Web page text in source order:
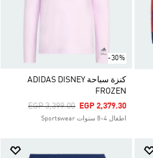
-30%
كنزة سباحة ADIDAS DISNEY
FROZEN
Price Reduced From
EGP 3,399.00ToEGP 2,379.30
اطفال 4-8 سنوات Sportswear